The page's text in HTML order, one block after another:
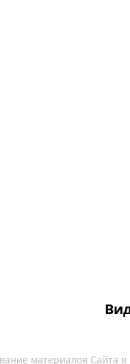
материалов Сайта в